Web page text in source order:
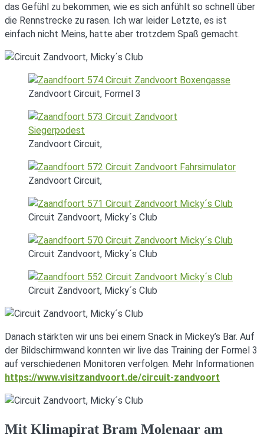
das Gefühl zu bekommen, wie es sich anfühlt so schnell über
die Rennstrecke zu rasen. Ich war leider Letzte, es ist
einfach nicht Meins, hatte aber trotzdem Spaß gemacht.
Zandvoort Circuit, Formel 3
Zandvoort Circuit,
Zandvoort Circuit,
Circuit Zandvoort, Micky´s Club
Circuit Zandvoort, Micky´s Club
Circuit Zandvoort, Micky´s Club
Danach stärkten wir uns bei einem Snack in Mickey’s Bar. Auf
der Bildschirmwand konnten wir live das Training der Formel 3
auf verschiedenen Monitoren verfolgen. Mehr Informationen
https://www.visitzandvoort.de/circuit-zandvoort
Mit Klimapirat Bram Molenaar am